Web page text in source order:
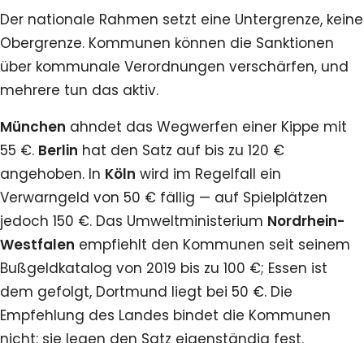
Der nationale Rahmen setzt eine Untergrenze, keine
Obergrenze. Kommunen können die Sanktionen
über kommunale Verordnungen verschärfen, und
mehrere tun das aktiv.
München ahndet das Wegwerfen einer Kippe mit
55 €. Berlin hat den Satz auf bis zu 120 €
angehoben. In Köln wird im Regelfall ein
Verwarngeld von 50 € fällig — auf Spielplätzen
jedoch 150 €. Das Umweltministerium Nordrhein-
Westfalen empfiehlt den Kommunen seit seinem
Bußgeldkatalog von 2019 bis zu 100 €; Essen ist
dem gefolgt, Dortmund liegt bei 50 €. Die
Empfehlung des Landes bindet die Kommunen
nicht: sie legen den Satz eigenständig fest.